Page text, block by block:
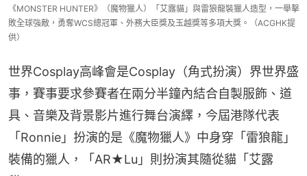
《MONSTER HUNTER》（魔物獵人）「艾露貓」與雷狼龍裝獵人造型，一舉擊
敗全球強敵，勇奪WCS總冠軍、外務大臣獎及玉越獎等多項大獎。（ACGHK提
供）
世界Cosplay高峰會是Cosplay（角式扮演）界世界盛
事，賽事要求參賽者在兩分半鐘內結合自製服飾、道
具、音樂及背景影片進行舞台演繹，今屆港隊代表
「Ronnie」扮演的是《魔物獵人》中身穿「雷狼龍」
裝備的獵人，「AR★Lu」則扮演其隨從貓「艾露